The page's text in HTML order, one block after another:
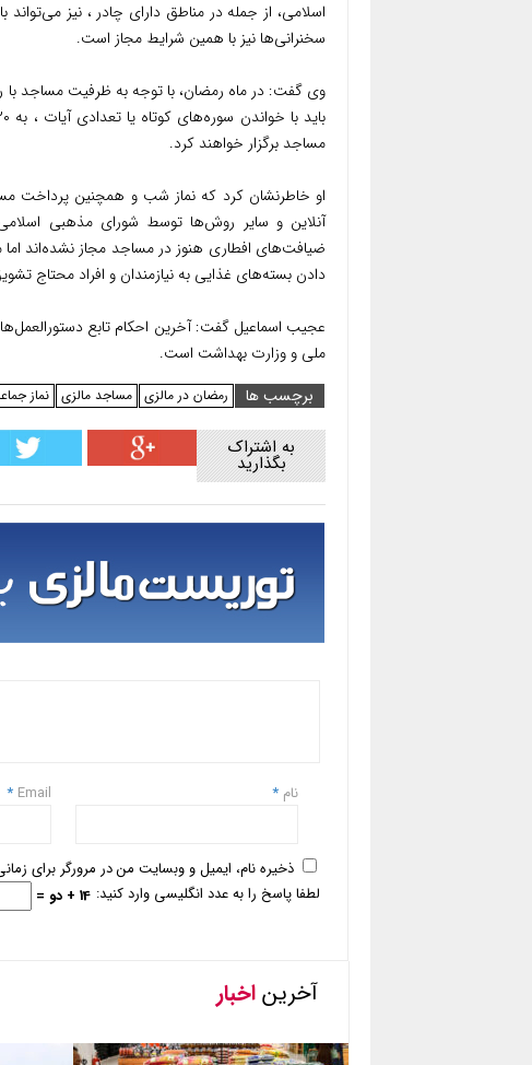
سخنرانی‌ها نیز با همین شرایط مجاز است.
وی گفت: در ماه رمضان، با توجه به ظرفیت مساجد با
مساجد برگزار خواهند کرد.
او خاطرنشان کرد که نماز شب و همچنین پرداخت
آنلاین و سایر روش‌ها توسط شورای مذهبی
ضیافت‌های افطاری هنوز در مساجد مجاز نشده‌اند
دادن بسته‌های غذایی به نیازمندان و افراد محتاج
عجیب اسماعیل گفت: آخرین احکام تابع
ملی و وزارت بهداشت است.
برچسب ها
رمضان در مالزی مساجد مالزی نماز
به اشتراک
بگذارید
نام *
Email
*
ذخیره نام، ایمیل و وبسایت من در مرورگر برای
لطفا پاسخ را به عدد انگلیسی وارد کنید: 14 + دو =
آخریناخبار